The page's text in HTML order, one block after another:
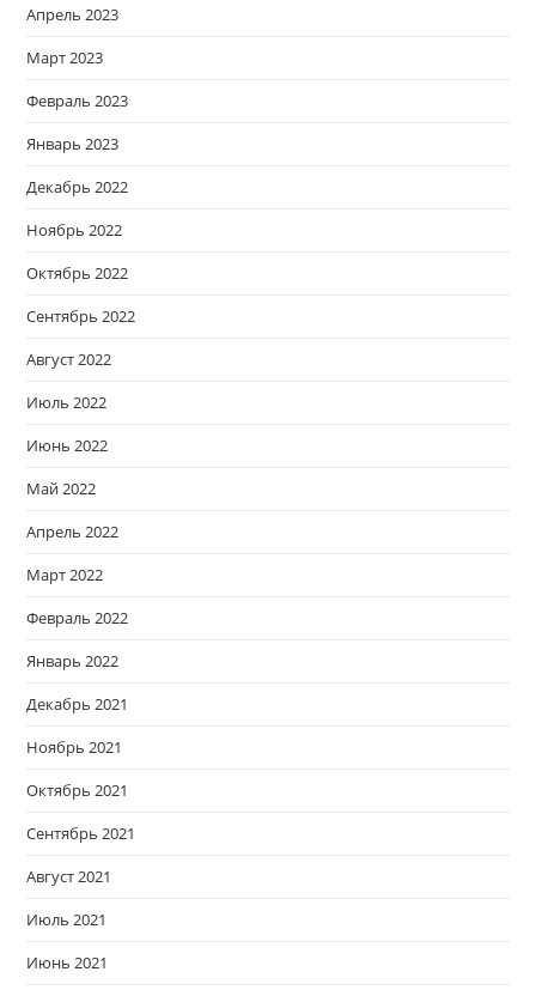
Апрель 2023
Март 2023
Февраль 2023
Январь 2023
Декабрь 2022
Ноябрь 2022
Октябрь 2022
Сентябрь 2022
Август 2022
Июль 2022
Июнь 2022
Май 2022
Апрель 2022
Март 2022
Февраль 2022
Январь 2022
Декабрь 2021
Ноябрь 2021
Октябрь 2021
Сентябрь 2021
Август 2021
Июль 2021
Июнь 2021